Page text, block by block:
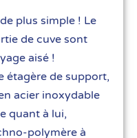
plus simple ! Le
de cuve sont
aisé !
étagère de support,
acier inoxydable
quant à lui,
polymère à